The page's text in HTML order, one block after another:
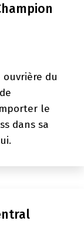
du
le
dans sa